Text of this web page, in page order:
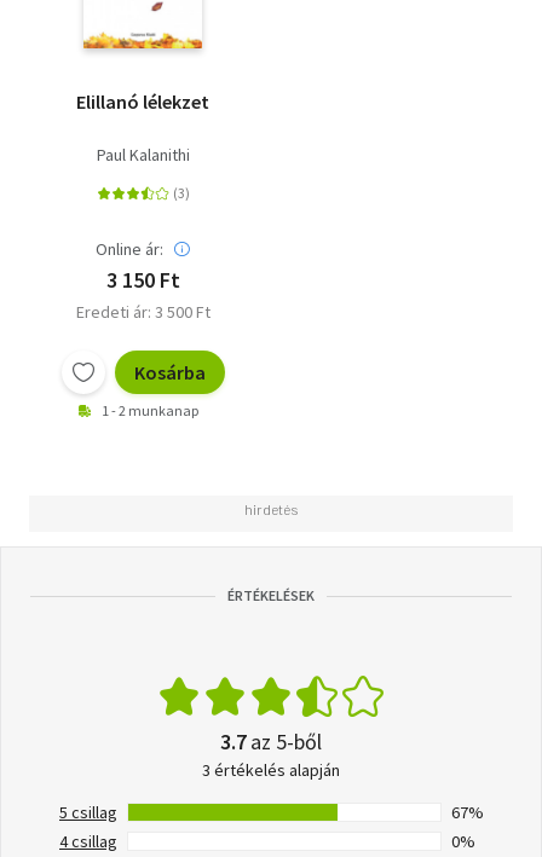
Elillanó lélekzet
Paul Kalanithi
Online ár:
3 150 Ft
Eredeti ár: 3 500 Ft
Kosárba
1 - 2 munkanap
ÉRTÉKELÉSEK
3.7az 5-ből
3 értékelés alapján
5 csillag
67%
4 csillag
0%